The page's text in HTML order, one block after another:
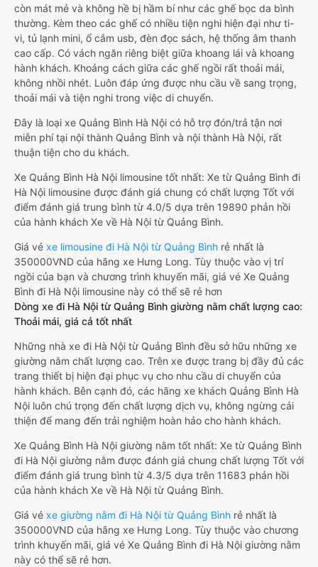
còn mát mẻ và không hề bị hầm bí như các ghế bọc da bình
thường. Kèm theo các ghế có nhiều tiện nghi hiện đại như ti-
vi, tủ lạnh mini, ổ cắm usb, đèn đọc sách, hệ thống âm thanh
cao cấp. Có vách ngăn riêng biệt giữa khoang lái và khoang
hành khách. Khoảng cách giữa các ghế ngồi rất thoải mái,
không nhồi nhét. Luôn đáp ứng được nhu cầu về sang trọng,
thoải mái và tiện nghi trong việc di chuyển.
Đây là loại xe Quảng Bình Hà Nội có hỗ trợ đón/trả tận nơi
miễn phí tại nội thành Quảng Bình và nội thành Hà Nội, rất
thuận tiện cho du khách.
Xe Quảng Bình Hà Nội limousine tốt nhất: Xe từ Quảng Bình đi
Hà Nội limousine được đánh giá chung có chất lượng Tốt với
điểm đánh giá trung bình từ 4.0/5 dựa trên 19890 phản hồi
của hành khách Xe về Hà Nội từ Quảng Bình.
Giá vé xe limousine đi Hà Nội từ Quảng Bình rẻ nhất là
350000VND của hãng xe Hưng Long. Tùy thuộc vào vị trí
ngồi của bạn và chương trình khuyến mãi, giá vé Xe Quảng
Bình đi Hà Nội limousine này có thể sẽ rẻ hơn
Dòng xe đi Hà Nội từ Quảng Bình giường nằm chất lượng cao:
Thoải mái, giá cả tốt nhất
Những nhà xe đi Hà Nội từ Quảng Bình đều sở hữu những xe
giường nằm chất lượng cao. Trên xe được trang bị đầy đủ các
trang thiết bị hiện đại phục vụ cho nhu cầu di chuyển của
hành khách. Bên cạnh đó, các hãng xe khách Quảng Bình Hà
Nội luôn chú trọng đến chất lượng dịch vụ, không ngừng cải
thiện để mang đến trải nghiệm hoàn hảo cho hành khách.
Xe Quảng Bình Hà Nội giường nằm tốt nhất: Xe từ Quảng Bình
đi Hà Nội giường nằm được đánh giá chung chất lượng Tốt với
điểm đánh giá trung bình từ 4.3/5 dựa trên 11683 phản hồi
của hành khách Xe về Hà Nội từ Quảng Bình.
Giá vé xe giường nằm đi Hà Nội từ Quảng Bình rẻ nhất là
350000VND của hãng xe Hưng Long. Tùy thuộc vào chương
trình khuyến mãi, giá vé Xe Quảng Bình đi Hà Nội giường nằm
này có thể sẽ rẻ hơn.